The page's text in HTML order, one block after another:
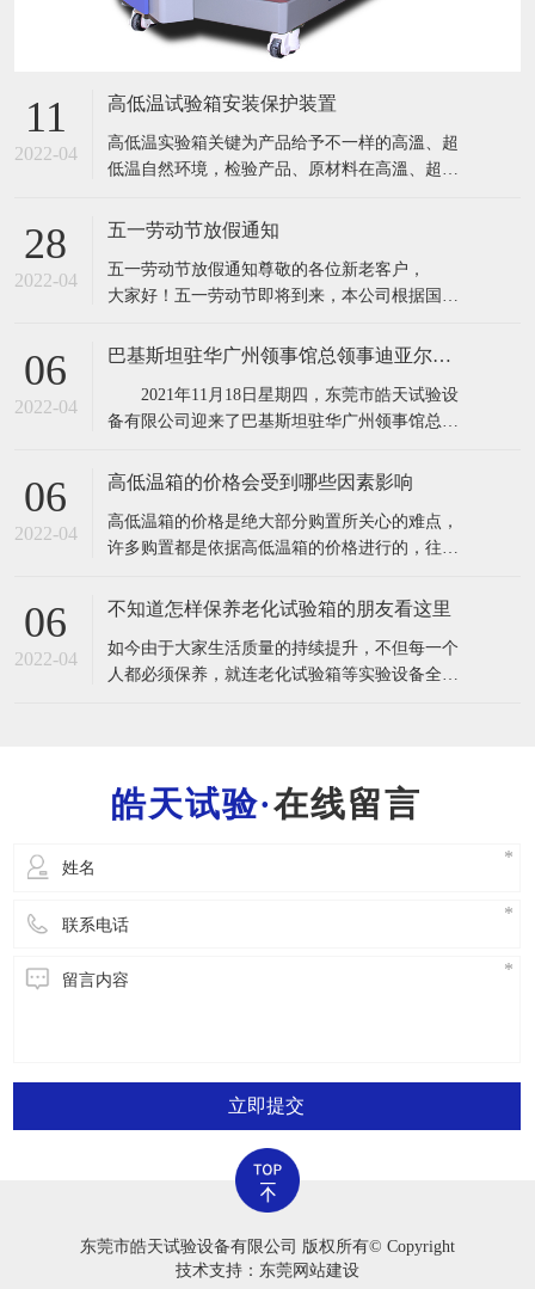
11
2022-04
高低温试验箱安装保护装置
​高低温实验箱关键为产品给予不一样的高溫、超
低温自然环境，检验产品、原材料在高溫、超低
所具有的缺点,保证产品质量。高低温实验箱主要
产品、道路运输、电力能源原材料、航天航空、
诊疗化工厂、塑料橡料等及有关产品之耐高温，
28
2022-04
五一劳动节放假通知
五一劳动节放假通知​​尊敬的各位新老客户，
大家好！五一劳动节即将到来，本公司根据国务
动节假期安排通知如下：1、4月30日至5月4日
调休上班。节假日期间,各位新老客
06
2022-04
巴基斯坦驻华广州领事馆总领事迪亚尔汗先生和商务参赞穆罕默德·艾凡先生一行莅临东莞市皓天试验设备有限公司参观交流指导
2021年11月18日星期四，东莞市皓天试验设
备有限公司迎来了巴基斯坦驻华广州领事馆总领
中方代表陈新生一行莅临工厂参观指导。 东
基斯坦驻华广州领事馆总领事迪亚尔汗先生和商
务参赞穆罕默德·艾凡先生、中方代表
06
2022-04
高低温箱的价格会受到哪些因素影响
​高低温箱的价格是绝大部分购置所关心的难点，
许多购置都是依据高低温箱的价格进行的，往往
工制作工艺.原料.核心技术等因素不一样，因此在
的温度要求越高，价格就越高。由于温度越高，
压榨和改性工程塑料的成本费用就越高。挑选
06
2022-04
不知道怎样保养老化试验箱的朋友看这里
​如今由于大家生活质量的持续提升，不但每一个
人都必须保养，就连老化试验箱等实验设备全是
立即开展安全事故解决。2.严禁应用老化试验箱
在线留言
立即提交
东莞市皓天试验设备有限公司 版权所有© Copyright
技术支持：东莞网站建设